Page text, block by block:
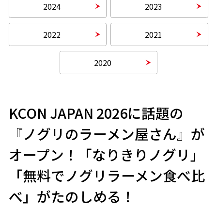
2024 2023
2022 2021
2020
KCON JAPAN 2026に話題の
『ノグリのラーメン屋さん』が
オープン！「なりきりノグリ」
「無料でノグリラーメン食べ比
べ」がたのしめる！